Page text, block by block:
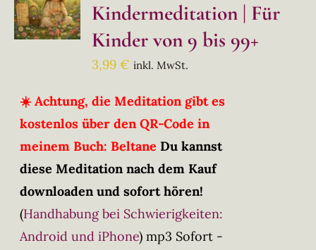
Kindermeditation | Für
Kinder von 9 bis 99+
3,99€ inkl. MwSt.
☀️ Achtung, die Meditation gibt es
kostenlos über den QR-Code in
meinem Buch: Beltane Du kannst
diese Meditation nach dem Kauf
downloaden und sofort hören!
(Handhabung bei Schwierigkeiten:
Android und iPhone) mp3 Sofort -